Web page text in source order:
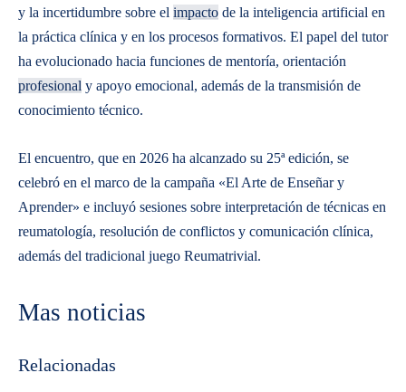
y la incertidumbre sobre el impacto de la inteligencia artificial en
la práctica clínica y en los procesos formativos. El papel del tutor
ha evolucionado hacia funciones de mentoría, orientación
profesional y apoyo emocional, además de la transmisión de
conocimiento técnico.
El encuentro, que en 2026 ha alcanzado su 25ª edición, se
celebró en el marco de la campaña «El Arte de Enseñar y
Aprender» e incluyó sesiones sobre interpretación de técnicas en
reumatología, resolución de conflictos y comunicación clínica,
además del tradicional juego Reumatrivial.
Mas noticias
Relacionadas